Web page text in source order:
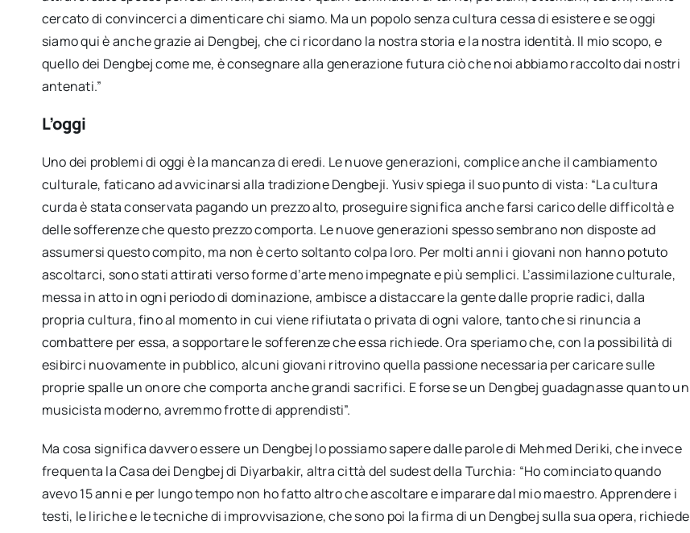
cercato di convincerci a dimenticare chi siamo. Ma un popolo senza cultura cessa di esistere e se oggi
siamo qui è anche grazie ai Dengbej, che ci ricordano la nostra storia e la nostra identità. Il mio scopo, e
quello dei Dengbej come me, è consegnare alla generazione futura ciò che noi abbiamo raccolto dai nostri
antenati.”
L’oggi
Uno dei problemi di oggi è la mancanza di eredi. Le nuove generazioni, complice anche il cambiamento
culturale, faticano ad avvicinarsi alla tradizione Dengbeji. Yusiv spiega il suo punto di vista: “La cultura
curda è stata conservata pagando un prezzo alto, proseguire significa anche farsi carico delle difficoltà e
delle sofferenze che questo prezzo comporta. Le nuove generazioni spesso sembrano non disposte ad
assumersi questo compito, ma non è certo soltanto colpa loro. Per molti anni i giovani non hanno potuto
ascoltarci, sono stati attirati verso forme d’arte meno impegnate e più semplici. L’assimilazione culturale,
messa in atto in ogni periodo di dominazione, ambisce a distaccare la gente dalle proprie radici, dalla
propria cultura, fino al momento in cui viene rifiutata o privata di ogni valore, tanto che si rinuncia a
combattere per essa, a sopportare le sofferenze che essa richiede. Ora speriamo che, con la possibilità di
esibirci nuovamente in pubblico, alcuni giovani ritrovino quella passione necessaria per caricare sulle
proprie spalle un onore che comporta anche grandi sacrifici. E forse se un Dengbej guadagnasse quanto un
musicista moderno, avremmo frotte di apprendisti”.
Ma cosa significa davvero essere un Dengbej lo possiamo sapere dalle parole di Mehmed Deriki, che invece
frequenta la Casa dei Dengbej di Diyarbakir, altra città del sudest della Turchia: “Ho cominciato quando
avevo 15 anni e per lungo tempo non ho fatto altro che ascoltare e imparare dal mio maestro. Apprendere i
testi, le liriche e le tecniche di improvvisazione, che sono poi la firma di un Dengbej sulla sua opera, richiede